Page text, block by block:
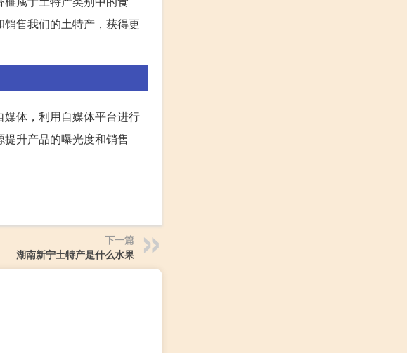
售我们的土特产，获得更
体，利用自媒体平台进行
升产品的曝光度和销售
下一篇
湖南新宁土特产是什么水果